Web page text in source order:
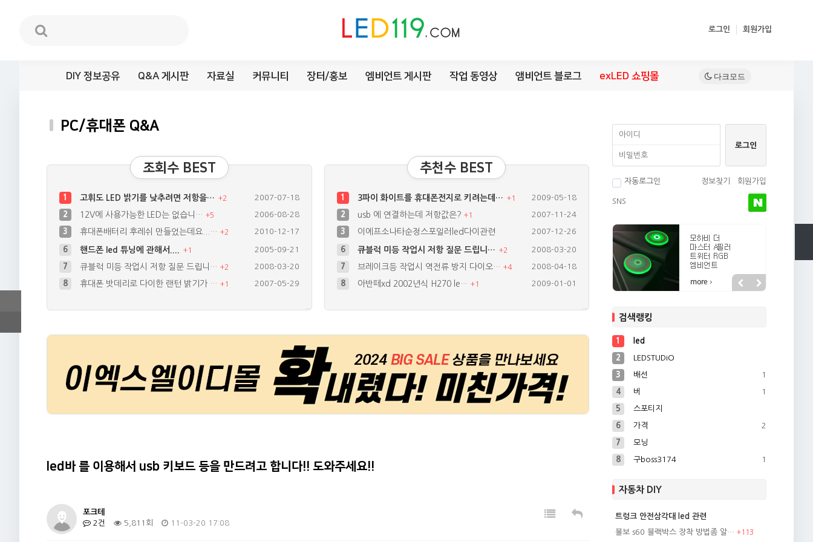
로그인 회원가입
DIY 정보공유 Q&A 게시판 자료실 커뮤니티 장터/홍보 엠비언트 게시판 작업 동영상 앰비언트 블로그 exLED 쇼핑몰
PC/휴대폰 Q&A
조회수 BEST
6 핸드폰 led 튜닝에 관해서.... +1 2005-09-21
7 큐블럭 미등 작업시 저항 질문 드립니… +2 2008-03-20
8 휴대폰 밧데리로 다이한 랜턴 밝기가 … +1 2007-05-29
4 브레이크등 작업시 역전류 방지 다이오…+4 2008-04-18
2007-12-27
1 고휘도 LED 밝기를 낮추려면 저항을… +2 2007-07-18
2 12V에 사용가능한 LED는 없습니… +5 2006-08-28
3 휴대폰배터리 후레쉬 만들었는데요...… +2 2010-12-17
추천수 BEST
6 큐블럭 미등 작업시 저항 질문 드립니… +2 2008-03-20
7 브레이크등 작업시 역전류 방지 다이오… +4 2008-04-18
8 아반떼xd 2002년식 H270 le… +1 2009-01-01
4 휴대폰으로 쓸수있는 랜턴을만들어볼까하…+1 2007-12-27
1 3파이 화이트를 휴대폰전지로 키려는데… +1 2009-05-18
2 usb 에 연결하는데 저항값은? +1 2007-11-24
3 이에프소나타순정스포일러led다이관련 2007-12-26
led바 를 이용해서 usb 키보드 등을 만드려고 합니다!! 도와주세요!!
포크테
2건
5,811회 11-03-20 17:08
자동로그인 정보찾기 회원가입
SNS
검색랭킹
1 led
2 LEDSTUDiO
3 배선 1
4 버 1
5 스포티지
6 가격 2
7 모닝
8 구boss3174 1
자동차 DIY
트렁크 안전삼각대 led 관련
볼보 s60 블랙박스 장착 방법좀 알… +113